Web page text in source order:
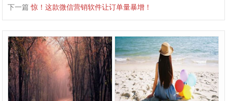
下一篇惊！这款微信营销软件让订单量暴增！